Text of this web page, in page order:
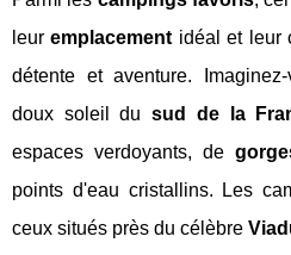
leuremplacement idéal et leur
détente et aventure.
doux soleil dusud de la
espaces verdoyants, de
points d'eau cristallins. Les
ceux situés près du célèbre